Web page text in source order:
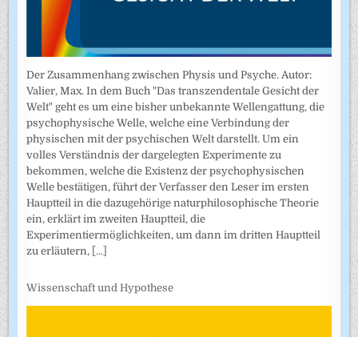
Der Zusammenhang zwischen Physis und Psyche. Autor:
Valier, Max. In dem Buch "Das transzendentale Gesicht der
Welt" geht es um eine bisher unbekannte Wellengattung, die
psychophysische Welle, welche eine Verbindung der
physischen mit der psychischen Welt darstellt. Um ein
volles Verständnis der dargelegten Experimente zu
bekommen, welche die Existenz der psychophysischen
Welle bestätigen, führt der Verfasser den Leser im ersten
Hauptteil in die dazugehörige naturphilosophische Theorie
ein, erklärt im zweiten Hauptteil, die
Experimentiermöglichkeiten, um dann im dritten Hauptteil
zu erläutern, [...]
Wissenschaft und Hypothese